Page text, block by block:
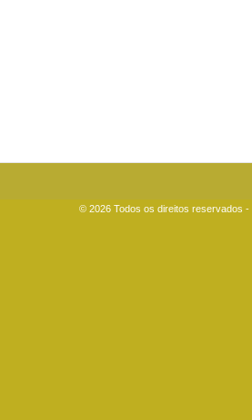
© 2026 Todos os direitos reservados -